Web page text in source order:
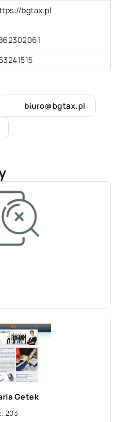
bgtax.pl
biuro@bgtax.pl
Getek
203